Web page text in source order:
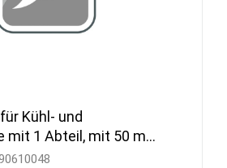
Kühl- und
mit 1 Abteil, mit 50 mm